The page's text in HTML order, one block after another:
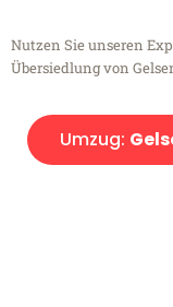
Nutzen Sie unseren
Übersiedlung von
Umzug: